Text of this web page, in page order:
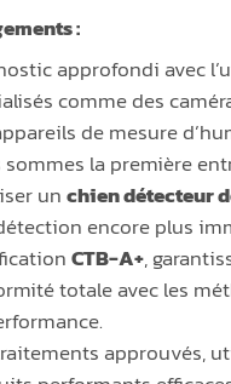
:
approfondi avec
comme des
de mesure
sommes la première
unchien détecteur
encore plus
CTB-A+,
totale avec les
approuvés,